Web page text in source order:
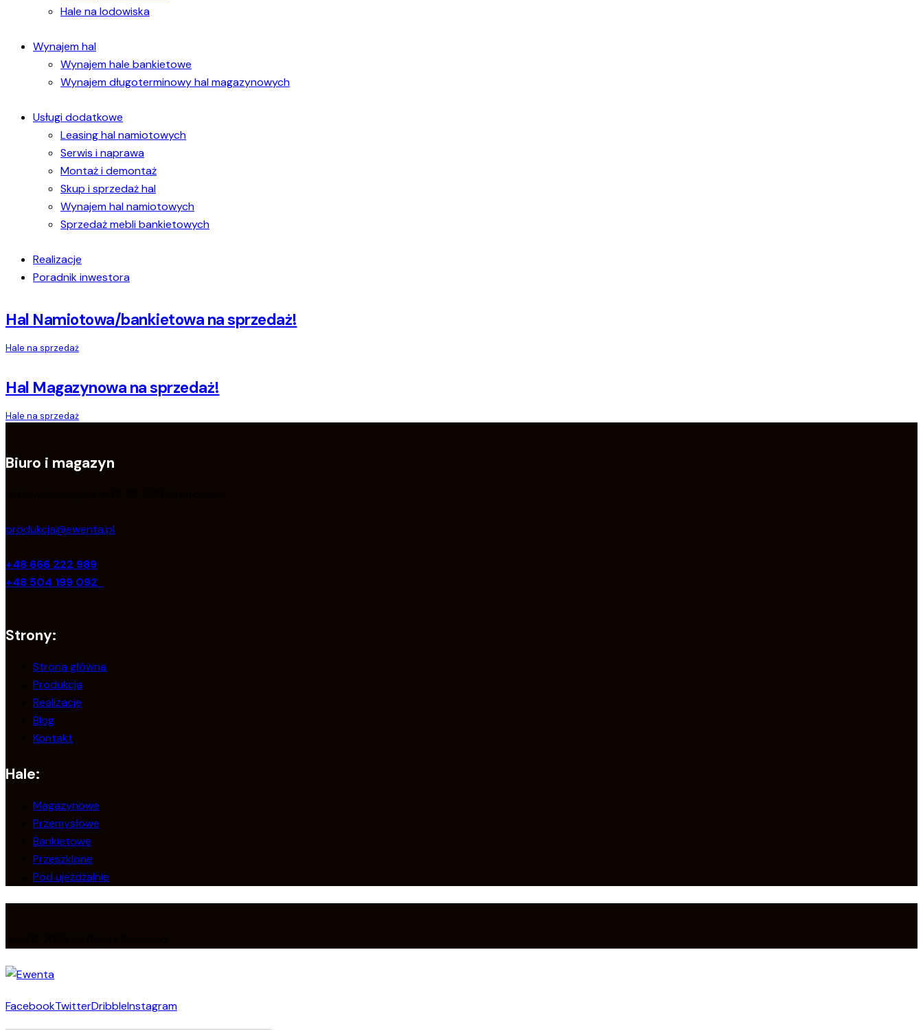
Hale na lodowiska
Wynajem hal
Wynajem hale bankietowe
Wynajem długoterminowy hal magazynowych
Usługi dodatkowe
Leasing hal namiotowych
Serwis i naprawa
Montaż i demontaż
Skup i sprzedaż hal
Wynajem hal namiotowych
Sprzedaż mebli bankietowych
Realizacje
Poradnik inwestora
Hal Namiotowa/bankietowa na sprzedaż!
Hale na sprzedaż
Hal Magazynowa na sprzedaż!
Hale na sprzedaż
Biuro i magazyn
produkcja@ewenta.pl
+48 666 222 989
+48 504 199 092
Strony:
Strona główna
Produkcja
Realizacje
Blog
Kontakt
Hale:
Magazynowe
Przemysłowe
Bankietowe
Przeszklone
Pod ujeżdżalnie
FacebookTwitterDribbleInstagram